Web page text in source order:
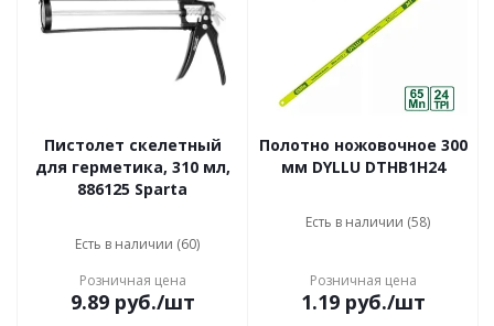
Пистолет скелетный
для герметика, 310 мл,
886125 Sparta
Есть в наличии (60)
Розничная цена
9.89руб./шт
Полотно ножовочное 300
мм DYLLU DTHB1H24
Есть в наличии (58)
Розничная цена
1.19руб./шт